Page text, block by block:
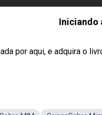
Iniciando
por aqui, e adquira o